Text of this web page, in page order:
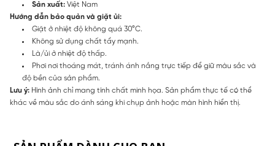
Sản xuất: Việt Nam
Hướng dẫn bảo quản và giặt ủi:
Giặt ở nhiệt độ không quá 30°C.
Không sử dụng chất tẩy mạnh.
Là/ủi ở nhiệt độ thấp.
Phơi nơi thoáng mát, tránh ánh nắng trực tiếp để giữ màu sắc và
độ bền của sản phẩm.
Lưu ý: Hình ảnh chỉ mang tính chất minh họa. Sản phẩm thực tế có thể
khác về màu sắc do ánh sáng khi chụp ảnh hoặc màn hình hiển thị.